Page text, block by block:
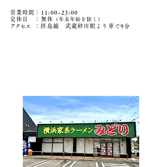
営業時間：11:00~23:00
定休日 ：無休
（年末年始を除く）
アクセ ス ：拝島線 武蔵砂川駅より車で9分